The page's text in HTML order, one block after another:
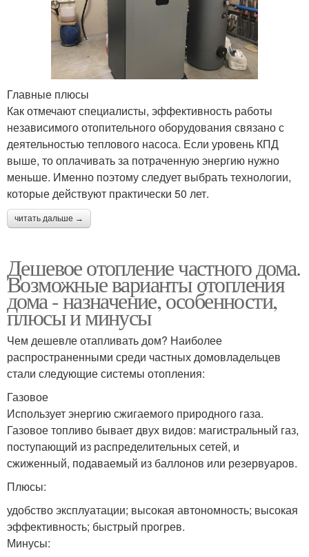
Главные плюсы
Как отмечают специалисты, эффективность работы
независимого отопительного оборудования связано с
деятельностью теплового насоса. Если уровень КПД
выше, то оплачивать за потраченную энергию нужно
меньше. Именно поэтому следует выбрать технологии,
которые действуют практически 50 лет.
читать дальше →
Дешевое отопление частного дома.
Возможные варианты отопления
дома - назначение, особенности,
плюсы и минусы
Чем дешевле отапливать дом? Наиболее
распространенными среди частных домовладельцев
стали следующие системы отопления:
Газовое
Использует энергию сжигаемого природного газа.
Газовое топливо бывает двух видов: магистральный газ,
поступающий из распределительных сетей, и
сжиженный, подаваемый из баллонов или резервуаров.
Плюсы:
удобство эксплуатации; высокая автономность; высокая
эффективность; быстрый прогрев.
Минусы: